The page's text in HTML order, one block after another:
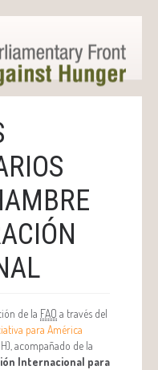
de la FAO a través del
para América
acompañado de la
Internacional para